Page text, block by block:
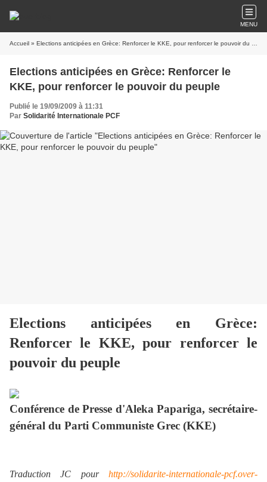
MENU
Accueil » Elections anticipées en Grèce: Renforcer le KKE, pour renforcer le pouvoir du peuple
Elections anticipées en Grèce: Renforcer le
KKE, pour renforcer le pouvoir du peuple
Publié le 19/09/2009 à 11:31
Par Solidarité Internationale PCF
Elections anticipées en Grèce:
Renforcer le KKE, pour renforcer le
pouvoir du peuple
Conférence de Presse d'Aleka Papariga, secrétaire-
général du Parti Communiste Grec (KKE)
Traduction JC pour http://solidarite-internationale-pcf.over-